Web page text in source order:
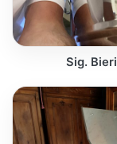
Sig. Bieri